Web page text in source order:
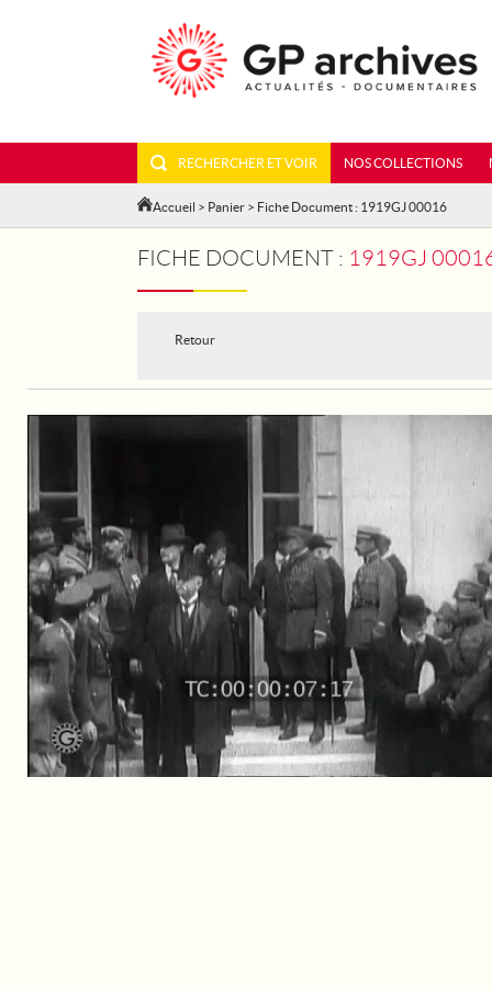
RECHERCHER ET VOIR NOS COLLECTIONS
Accueil > Panier > Fiche Document : 1919GJ 00016
FICHE DOCUMENT : 1919GJ
Retour